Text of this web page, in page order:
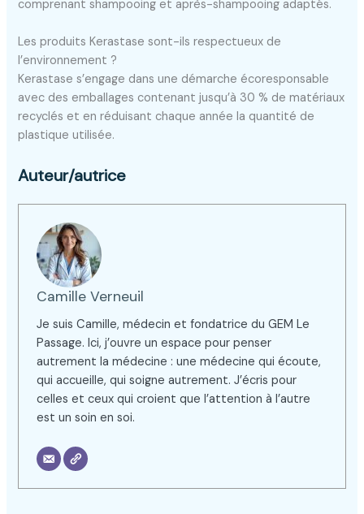
comprenant shampooing et après-shampooing adaptés.
Les produits Kerastase sont-ils respectueux de
l’environnement ?
Kerastase s’engage dans une démarche écoresponsable
avec des emballages contenant jusqu’à 30 % de matériaux
recyclés et en réduisant chaque année la quantité de
plastique utilisée.
Auteur/autrice
Camille Verneuil
Je suis Camille, médecin et fondatrice du GEM Le
Passage. Ici, j’ouvre un espace pour penser
autrement la médecine : une médecine qui écoute,
qui accueille, qui soigne autrement. J’écris pour
celles et ceux qui croient que l’attention à l’autre
est un soin en soi.